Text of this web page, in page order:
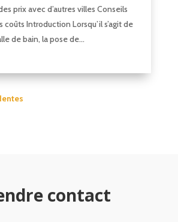
prix avec d’autres villes Conseils
coûts Introduction Lorsqu’il s’agit de
de bain, la pose de...
contact